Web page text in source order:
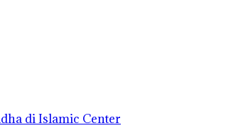
di Islamic Center